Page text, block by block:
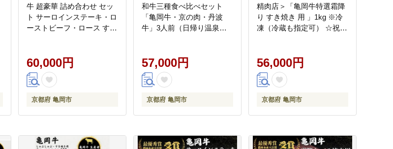
牛 超豪華 詰め合わせ セッ
ト サーロインステーキ・ロ
ーストビーフ・ロース すき
60,000円
京都府 亀岡市
和牛三種食べ比べセット
「亀岡牛・京の肉・丹波
牛」3人前（日帰り温泉入
配送不可
57,000円
京都府 亀岡市
精肉店＞「亀岡牛特選霜降
り すき焼き 用 」1kg ※冷
凍（冷蔵も指定可） ☆祝！
56,000円
京都府 亀岡市